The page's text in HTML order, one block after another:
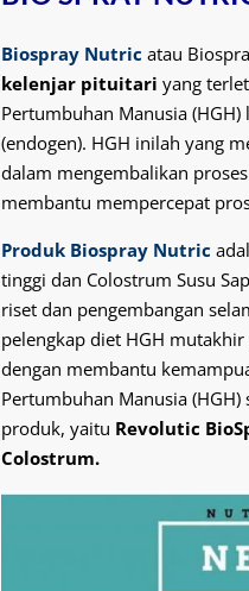
Biospray Nutric atau
kelenjar pituitari yang
Pertumbuhan Manusia
(endogen). HGH inilah yang
dalam mengembalikan
membantu mempercepat
Produk Biospray Nutric
tinggi dan Colostrum Susu
riset dan pengembangan
pelengkap diet HGH
dengan membantu
Pertumbuhan Manusia
produk, yaitu Revolutic
Colostrum.